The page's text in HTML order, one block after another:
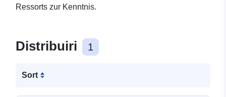
Ressorts zur Kenntnis.
Distribuiri 1
Sort